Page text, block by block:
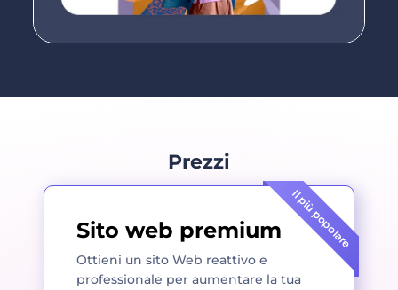
Prezzi
Sito web premium
Ottieni un sito Web reattivo e
professionale per aumentare la tua
Il più popolare